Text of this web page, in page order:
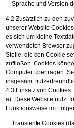
Sprache und Version
4.2 Zusätzlich zu den
unserer Website
es sich um kleine
verwendeten Browser
Stelle, die den Cookie
zufließen. Cookies
Computer übertragen.
insgesamt
4.3 Einsatz von Cookies
a) Diese Website nutzt
Funktionsweise im
Transiente Cookies